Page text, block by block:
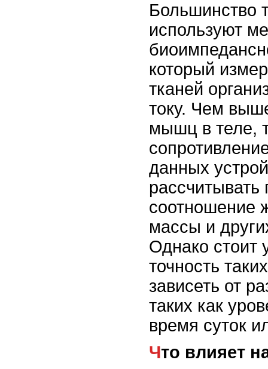
Большинство
используют
который
тканей
току. Чем
мышц в теле,
данных
рассчитывать
соотношение
массы и
Однако стоит
точность
зависеть от
таких как
время суток
Что влияет